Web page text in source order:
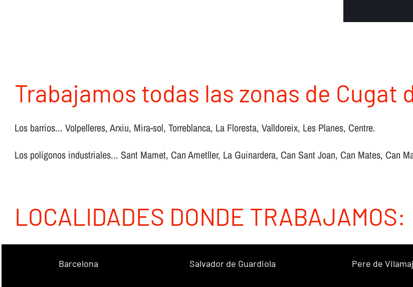
Trabajamos todas las zonas de Cugat
Los barrios... Volpelleres, Arxiu, Mira-sol, Torreblanca, La Floresta, Valldoreix, Les Planes, Centre.
Los polígonos industriales... Sant Mamet, Can Ametller, La Guinardera, Can Sant Joan, Can Mates, Can
LOCALIDADES DONDE TRABAJAMOS:
Barcelona Salvador de Guardiola Pere de